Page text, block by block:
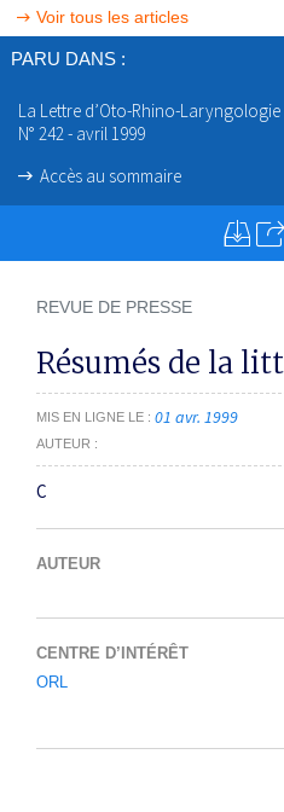
Voir tous les articles
PARU DANS :
La Lettre d’Oto-Rhino-Laryngologie
N° 242 - avril 1999
Accès au sommaire
REVUE DE PRESSE
Résumés de la
MIS EN LIGNE LE 01 avr. 1999
AUTEUR
C
AUTEUR
CENTRE D’INTÉRÊT
ORL